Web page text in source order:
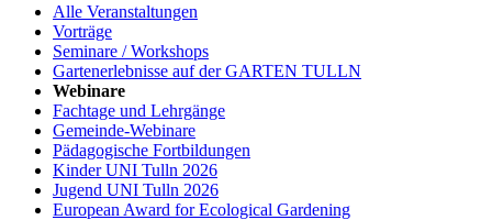
Alle Veranstaltungen
Vorträge
Seminare / Workshops
Gartenerlebnisse auf der GARTEN TULLN
Webinare
Fachtage und Lehrgänge
Gemeinde-Webinare
Pädagogische Fortbildungen
Kinder UNI Tulln 2026
Jugend UNI Tulln 2026
European Award for Ecological Gardening